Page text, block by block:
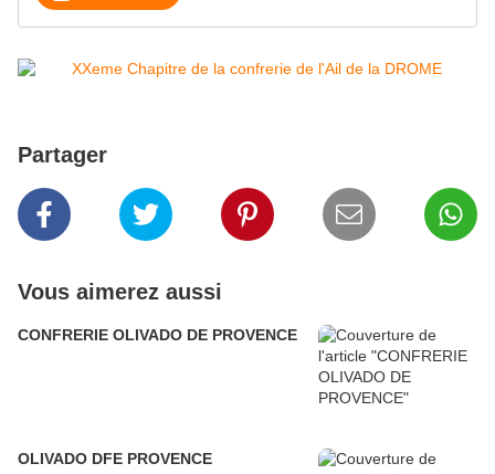
Partager
Vous aimerez aussi
CONFRERIE OLIVADO DE PROVENCE
OLIVADO DFE PROVENCE